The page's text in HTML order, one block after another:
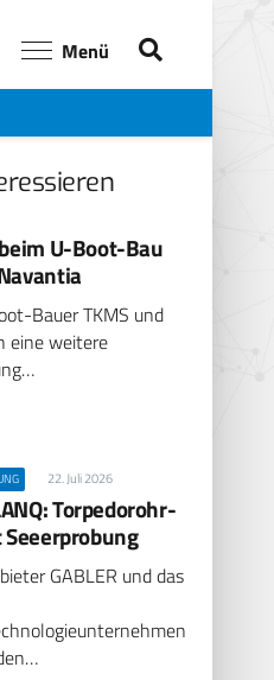
Menü
U-Boot-Bau
Bauer TKMS und
eine weitere
22. Juli 2026
Torpedorohr-
GABLER und das